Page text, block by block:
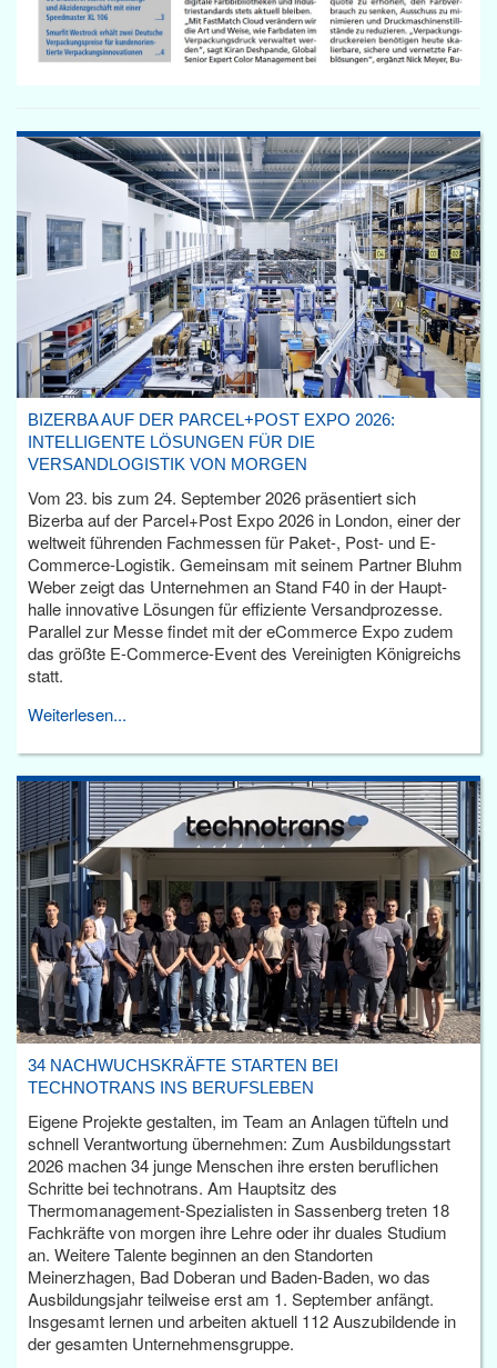
BIZERBA AUF DER PARCEL+POST EXPO 2026:
INTELLIGENTE LÖSUNGEN FÜR DIE
VERSANDLOGISTIK VON MORGEN
Vom 23. bis zum 24. September 2026 präsentiert sich
Bizerba auf der Parcel+Post Expo 2026 in London, einer der
weltweit führenden Fachmessen für Paket-, Post- und E-
Commerce-Logistik. Gemeinsam mit seinem Partner Bluhm
Weber zeigt das Unternehmen an Stand F40 in der Haupt­
halle innovative Lösungen für effiziente Versandprozesse.
Parallel zur Messe findet mit der eCommerce Expo zudem
das größte E-Commerce-Event des Vereinigten Königreichs
statt.
Weiterlesen...
34 NACHWUCHSKRÄFTE STARTEN BEI
TECHNOTRANS INS BERUFSLEBEN
Eigene Projekte gestalten, im Team an Anlagen tüfteln und
schnell Verantwortung übernehmen: Zum Ausbildungsstart
2026 machen 34 junge Menschen ihre ersten beruflichen
Schritte bei technotrans. Am Hauptsitz des
Thermomanagement-Spezialisten in Sassenberg treten 18
Fachkräfte von morgen ihre Lehre oder ihr duales Studium
an. Weitere Talente beginnen an den Standorten
Meinerzhagen, Bad Doberan und Baden-Baden, wo das
Ausbildungsjahr teilweise erst am 1. September anfängt.
Insgesamt lernen und arbeiten aktuell 112 Auszubildende in
der gesamten Unternehmensgruppe.